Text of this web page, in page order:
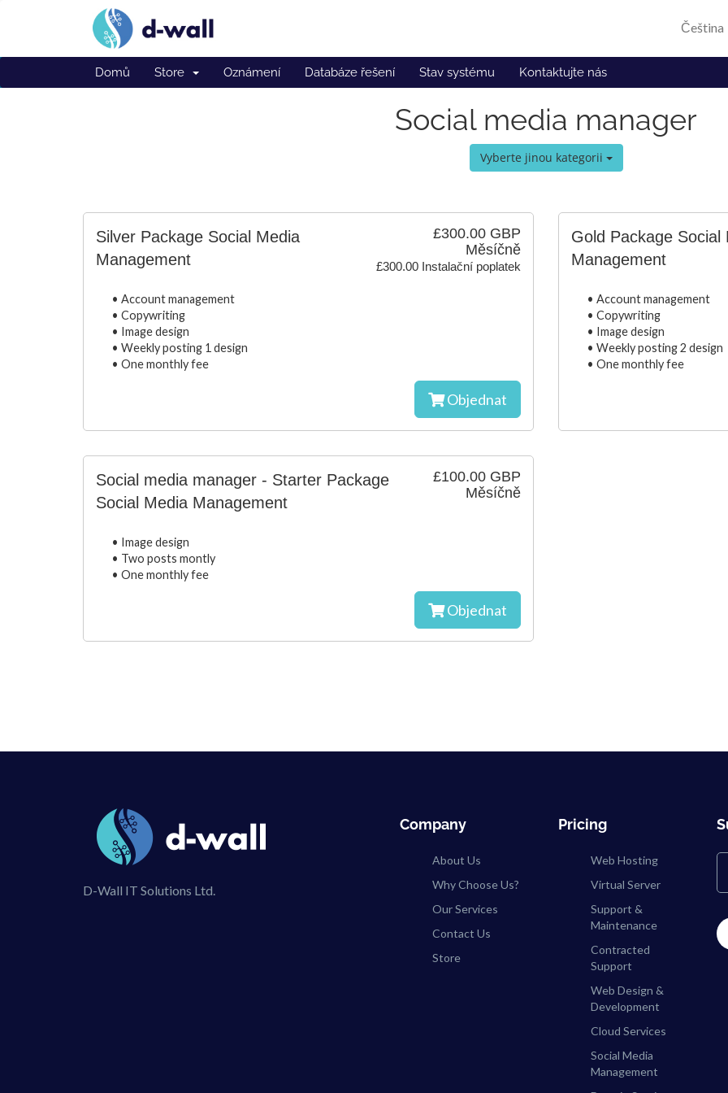
Čeština
Domů Store Oznámení Databáze řešení Stav systému Kontaktujte nás
Social media manager
Vyberte jinou kategorii
£300.00 GBP
Měsíčně
£300.00 Instalační poplatek
Silver Package Social Media
Management
• Account management
• Copywriting
• Image design
• Weekly posting 1 design
• One monthly fee
Objednat
Gold Package Social
Management
• Account management
• Copywriting
• Image design
• Weekly posting 2 design
• One monthly fee
£100.00 GBP
Měsíčně
Social media manager - Starter Package
Social Media Management
• Image design
• Two posts montly
• One monthly fee
Objednat
D-Wall IT Solutions Ltd.
Company
About Us
Why Choose Us?
Our Services
Contact Us
Store
Pricing
Web Hosting
Virtual Server
Support &
Maintenance
Contracted
Support
Web Design &
Development
Cloud Services
Social Media
Management